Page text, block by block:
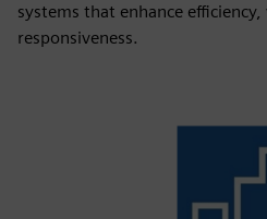
systems that enhance
responsiveness.